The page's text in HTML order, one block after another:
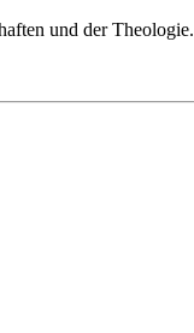
und der Theologie.